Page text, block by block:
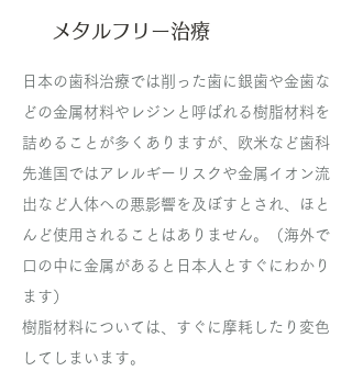
メタルフリー治療
日本の歯科治療では削った歯に銀歯や金歯な
どの金属材料やレジンと呼ばれる樹脂材料を
詰めることが多くありますが、欧米など歯科
先進国ではアレルギーリスクや金属イオン流
出など人体への悪影響を及ぼすとされ、ほと
んど使用されることはありません。
（海外で
口の中に金属があると日本人とすぐにわかり
ます）
樹脂材料については、すぐに摩耗したり変色
してしまいます。